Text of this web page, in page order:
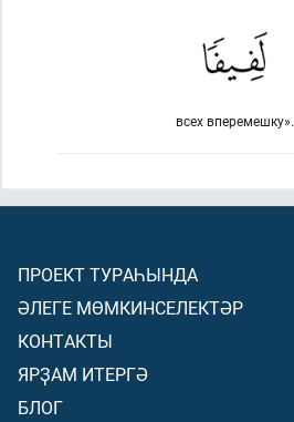
всех вперемешку».
ПРОЕКТ ТУРАҺЫНДА
ӘЛЕГЕ МӨМКИНСЕЛЕКТӘР
КОНТАКТЫ
ЯРҘАМ ИТЕРГӘ
БЛОГ